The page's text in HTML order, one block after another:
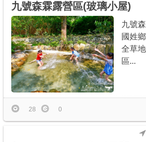
九號森霖露營區(玻璃小屋)
九號
國姓
全草
區...
28 0